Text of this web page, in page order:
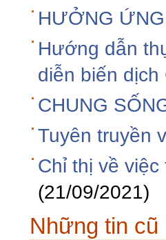
HƯỞNG
Hướng dẫn
diễn biến dịch
CHUNG
Tuyên truyền
Chỉ thị về
(21/09/2021)
Những tin cũ